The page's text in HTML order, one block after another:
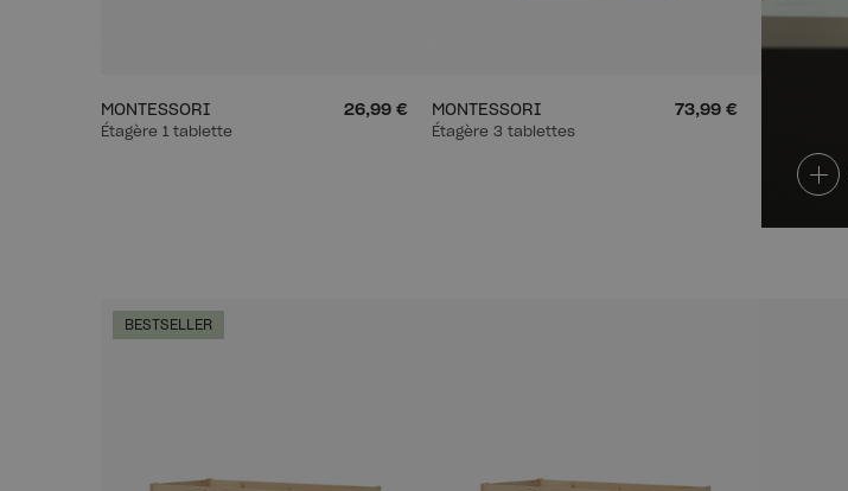
MONTESSORI
Étagère 1 tablette
26,99 € MONTESSORI
Étagère 3 tablettes
73,99 €
BESTSELLER